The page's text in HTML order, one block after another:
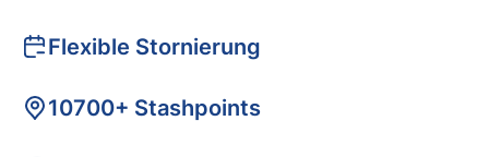
Flexible Stornierung
10700+ Stashpoints